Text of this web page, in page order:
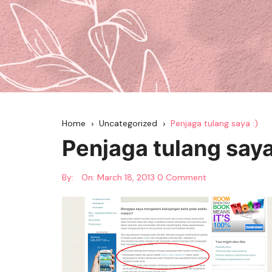
Home Uncategorized Penjaga tulang saya :)
Penjaga tulang
By: On: March 18, 2013 0 Comment